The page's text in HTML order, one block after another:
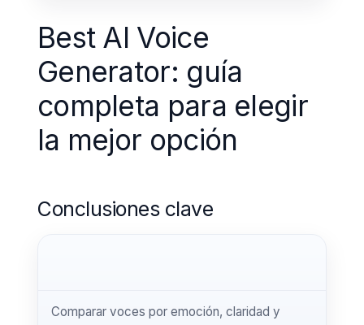
Best AI Voice
Generator: guía
completa para elegir
la mejor opción
Conclusiones clave
Comparar voces por emoción, claridad y